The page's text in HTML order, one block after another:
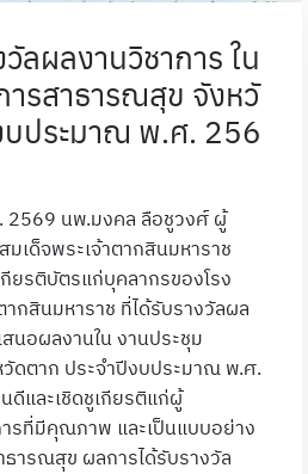
ลผลงานวิชาการ ใน
ารสาธารณสุข จังหวั
บประมาณ พ.ศ. 256
2569 นพ.มงคล ลือชูวงศ์ ผู้
เด็จพระเจ้าตากสินมหาราช
ยรติบัตรแก่บุคลากรของโรง
กสินมหาราช ที่ได้รับรางวัลผล
นอผลงานใน งานประชุม
ดตาก ประจำปีงบประมาณ พ.ศ.
และเชิดชูเกียรติแก่ผู้
รที่มีคุณภาพ และเป็นแบบอย่าง
ารณสุข ผลการได้รับรางวัล